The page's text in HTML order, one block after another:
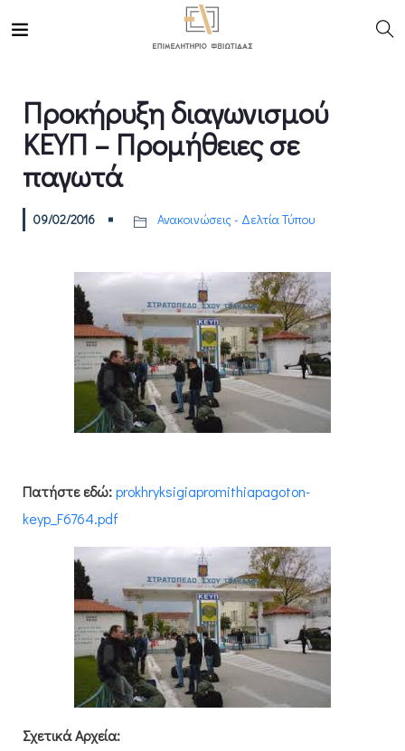
Προκήρυξη διαγωνισμού
ΚΕΥΠ – Προμήθειες σε
παγωτά
09/02/2016 Ανακοινώσεις - Δελτία Τύπου
Πατήστε εδώ:prokhryksigiapromithiapagoton-
keyp_F6764.pdf
Σχετικά Αρχεία: